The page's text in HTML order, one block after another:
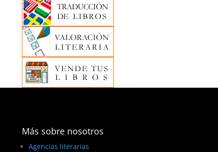
Más sobre nosotros
Agencias literarias